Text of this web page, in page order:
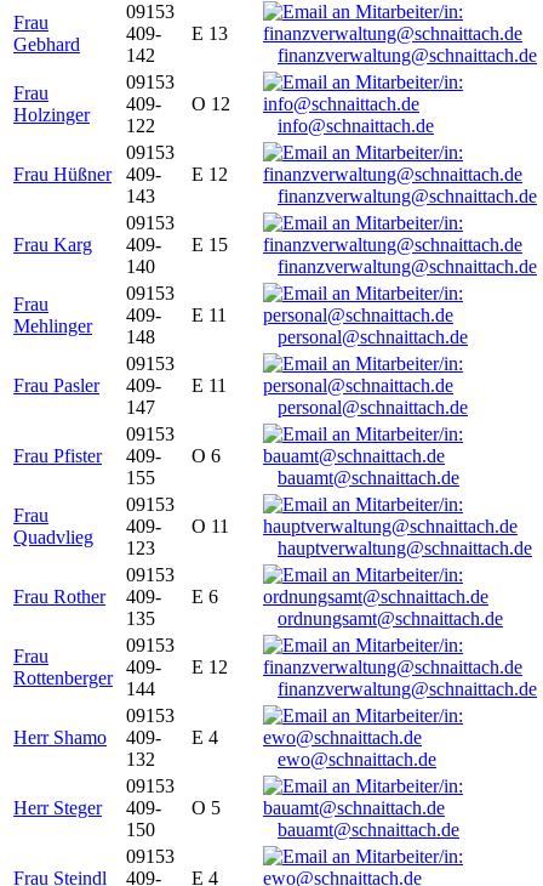
Frau
Gebhard
09153
409-
142
E 13
finanzverwaltung@schnaittach.de
Frau
Holzinger
09153
409-
122
O 12
info@schnaittach.de
Frau Hüßner
09153
409-
143
E 12
finanzverwaltung@schnaittach.de
Frau Karg
09153
409-
140
E 15
finanzverwaltung@schnaittach.de
Frau
Mehlinger
09153
409-
148
E 11
personal@schnaittach.de
Frau Pasler
09153
409-
147
E 11
personal@schnaittach.de
Frau Pfister
09153
409-
155
O 6
bauamt@schnaittach.de
Frau
Quadvlieg
09153
409-
123
O 11
hauptverwaltung@schnaittach.de
Frau Rother
09153
409-
135
E 6
ordnungsamt@schnaittach.de
Frau
Rottenberger
09153
409-
144
E 12
finanzverwaltung@schnaittach.de
Herr Shamo
09153
409-
132
E 4
ewo@schnaittach.de
Herr Steger
09153
409-
150
O 5
bauamt@schnaittach.de
Frau Steindl
09153
409-
E 4